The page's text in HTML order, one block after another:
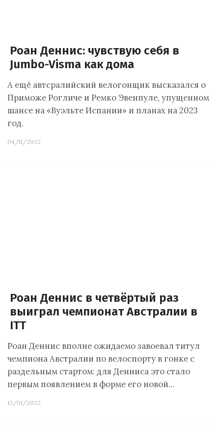
Роан Деннис: чувствую себя в
Jumbo-Visma как дома
А ещё автсралийский велогонщик высказался о
Приможе Рогличе и Ремко Эвенпуле, упущенном
шансе на «Вуэльте Испании» и планах на 2023
год.
04/11/2022
Роан Деннис в четвёртый раз
выиграл чемпионат Австралии в
ITT
Роан Деннис вполне ожидаемо завоевал титул
чемпиона Австралии по велоспорту в гонке с
раздельным стартом: для Денниса это стало
первым появлением в форме его новой…
13/01/2022